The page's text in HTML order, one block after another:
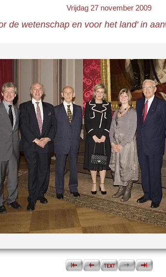
Vrijdag 27 november 2009
de wetenschap en voor het land' in